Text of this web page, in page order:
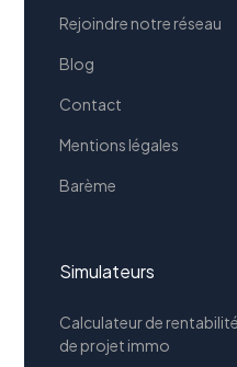
Rejoindre notre réseau
Blog
Contact
Mentions légales
Barème
Simulateurs
Calculateur de rentabilité
de projet immo